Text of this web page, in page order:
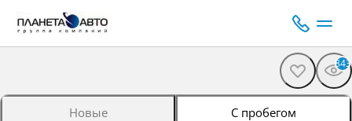
843
Новые С пробегом